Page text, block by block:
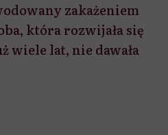
zakażeniem
która rozwijała się
wiele lat, nie dawała